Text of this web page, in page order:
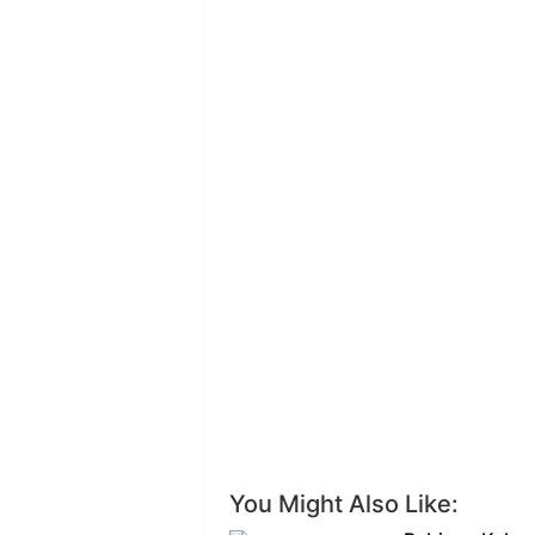
You Might Also Like: